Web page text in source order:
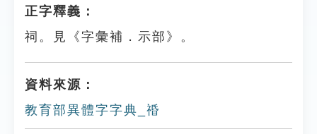
正字釋義：
祠。見《字彙補．示部》。
資料來源：
教育部異體字字典_䄑